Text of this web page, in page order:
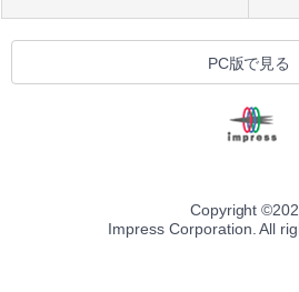
PC版で見る
Copyright ©
Impress Corporation. All